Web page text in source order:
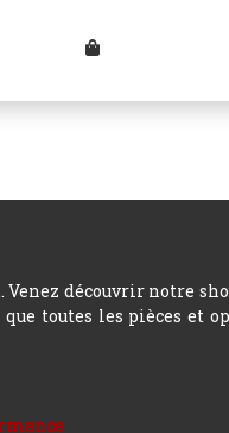
découvrir notre
toutes les pièces et